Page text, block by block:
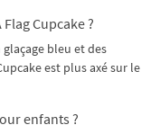
Cupcake ?
bleu et des
est plus axé sur le
enfants ?